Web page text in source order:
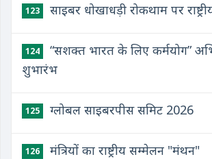
123 साइबर धोखाधड़ी रोकथाम पर
124
“सशक्त भारत के लिए कर्मयोग”
शुभारंभ
125 ग्लोबल साइबरपीस समिट 2026
126 मंत्रियों का राष्ट्रीय सम्मेलन "मंथन"